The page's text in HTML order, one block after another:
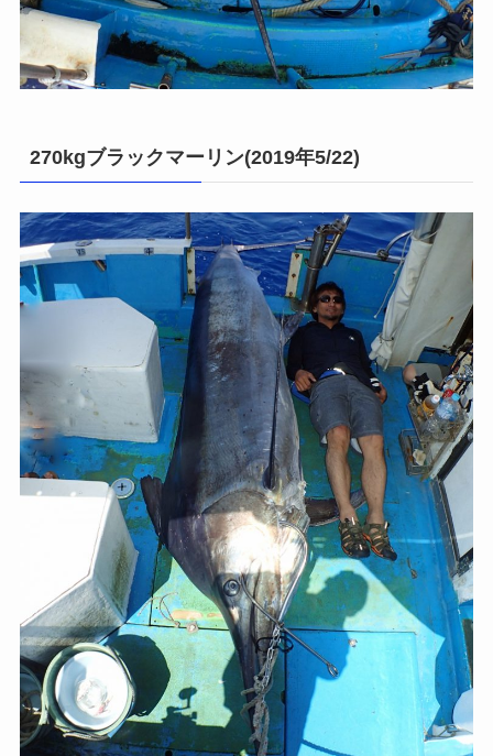
270kgブラックマーリン(2019年5/22)